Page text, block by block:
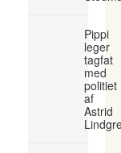
Pippi
leger
tagfat
med
politiet
af
Astrid